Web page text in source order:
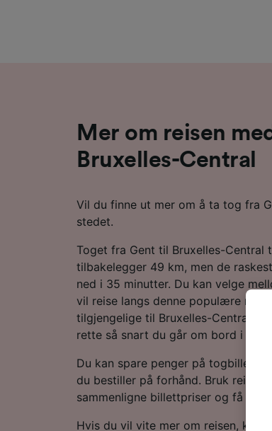
Mer om reisen
Bruxelles-Central
Vil du finne ut mer om å ta tog fra
stedet.
Toget fra Gent til Bruxelles-Central
tilbakelegger 49 km, men de
ned i 35 minutter. Du kan velge
vil reise langs denne populære
tilgjengelige til Bruxelles-Central,
rette så snart du går om bord i
Du kan spare penger på
du bestiller på forhånd. Bruk
sammenligne billettpriser og få de
Hvis du vil vite mer om reisen, kan